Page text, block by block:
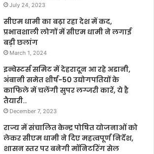
July 24, 2023
सीएम धामी का बढ़ा रहा देश में कद,
प्रभावशाली लोगों में सीएम धामी ने लगाई
बड़ी छलांग
March 1, 2024
इन्वेस्टर्स समिट में देहरादून आ रहे अडानी,
अंबानी समेत शीर्ष-50 उद्योगपतियों के
काफिले में चलेंगी सुपर लग्जरी कारें, ये है
तैयारी..
December 7, 2023
राज्य में संचालित केन्द्र पोषित योजनाओं को
लेकर सीएम धामी ने दिए महत्वपूर्ण निर्देश,
शासन स्तर पर बनेगी मॉनिटरिंग सेल